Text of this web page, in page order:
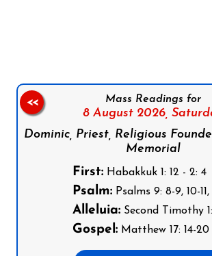
Mass Readings for
8 August 2026,
Dominic, Priest, Religious
Memorial
First:Habakkuk 1: 12 - 2: 4
Psalm:Psalms 9: 8-9, 10-11,
Alleluia:Second Timothy
Gospel:Matthew 17: 14-20
<<